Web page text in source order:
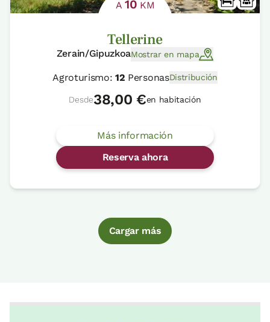
A 10 KM
Tellerine
Zerain/GipuzkoaMostrar en mapa
Agroturismo:12 PersonasDistribución
Desde38,00 €en habitación
Más información
Reserva ahora
Cargar más